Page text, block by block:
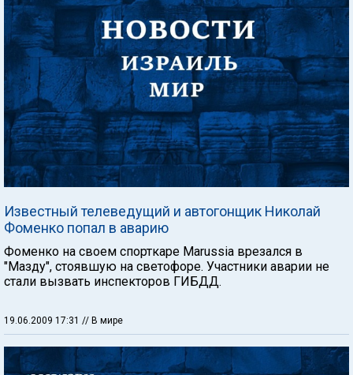
Известный телеведущий и автогонщик Николай
Фоменко попал в аварию
Фоменко на своем спорткаре Marussia врезался в
"Мазду", стоявшую на светофоре. Участники аварии не
стали вызвать инспекторов ГИБДД.
19.06.2009 17:31 // В мире